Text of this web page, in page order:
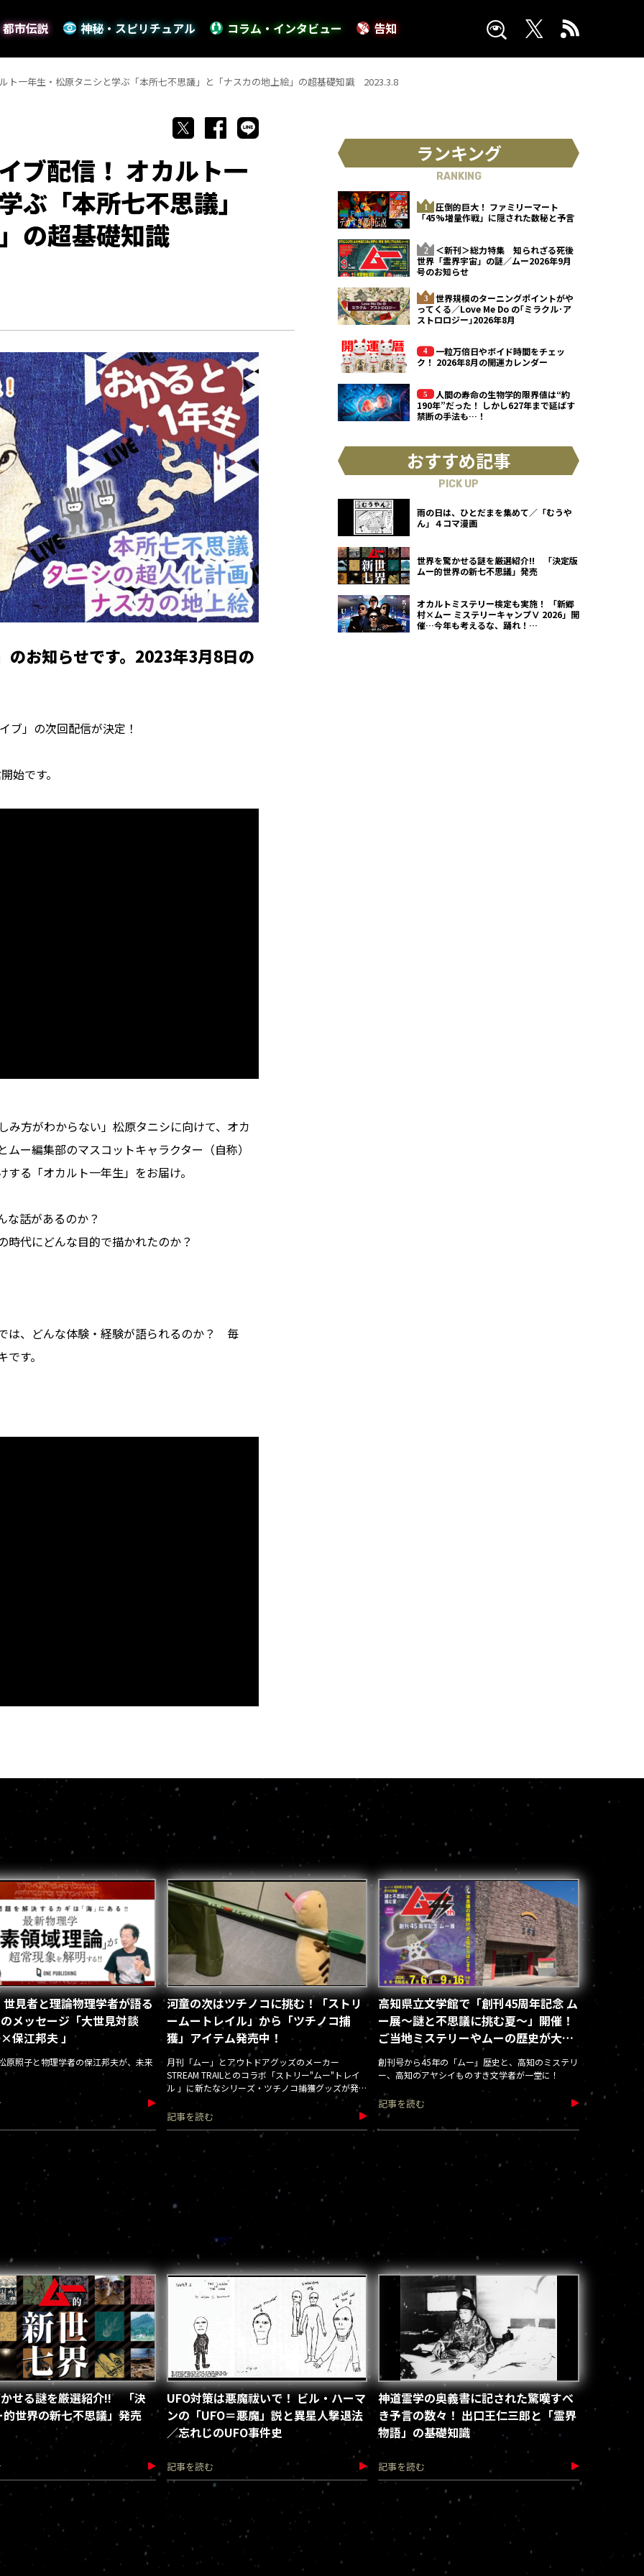
市伝説 神秘・スピリチュアル コラム・インタビュー 告知
ト一年生・松原タニシと学ぶ「本所七不思議」と「ナスカの地上絵」の超基礎知識 2023.3.8
ブ配信！ オカルト一
ぶ「本所七不思議」
の超基礎知識
のお知らせです。2023年3月8日の
ブ」の次回配信が決定！
です。
み方がわからない」松原タニシに向けて、オカ
ー編集部のマスコットキャラクター（自称）
る「オカルト一年生」をお届け。
な話があるのか？
代にどんな目的で描かれたのか？
は、どんな体験・経験が語られるのか？ 毎
す。
ランキング
RANKING
圧倒的巨大！ ファミリーマート
「45%増量作戦」に隠された数秘と予言
＜新刊＞総力特集 知られざる死後
世界「霊界宇宙」の謎／ムー2026年9月
号のお知らせ
世界規模のターニングポイントがや
ってくる／Love Me Do の｢ミラクル･ア
ストロロジー｣2026年8月
一粒万倍日やボイド時間をチェッ
ク！ 2026年8月の開運カレンダー
人間の寿命の生物学的限界値は“約
190年”だった！ しかし627年まで延ばす
禁断の手法も…！
おすすめ記事
PICK UP
雨の日は、ひとだまを集めて／「むうや
ん」４コマ漫画
世界を驚かせる謎を厳選紹介!! 「決定版
ムー的世界の新七不思議」発売
オカルトミステリー検定も実施！ 「新郷
村×ムー ミステリーキャンプⅤ 2026」開
催…今年も考えるな、踊れ！
見者と理論物理学者が語る
メッセージ「大世見対談
保江邦夫 」
原照子と物理学者の保江邦夫が、未来
河童の次はツチノコに挑む！「ストリ
ームートレイル」から「ツチノコ捕
獲」アイテム発売中！
月刊「ムー」とアウトドアグッズのメーカー
STREAM TRAILとのコラボ「ストリー"ムー"トレイ
ル 」に新たなシリーズ・ツチノコ捕獲グッズが発売
記事を読む
高知県立文学館で「創刊45周年記念 ム
ー展～謎と不思議に挑む夏～」開催！
ご当地ミステリーやムーの歴史が大集
合（2024.7.6-9.16）
創刊号から45年の「ムー」歴史と、高知のミステリ
ー、高知のアヤシイものすき文学者が一堂に！
記事を読む
せる謎を厳選紹介!! 「決
世界の新七不思議」発売
UFO対策は悪魔祓いで！ ビル・ハーマ
ンの「UFO＝悪魔」説と異星人撃退法
／忘れじのUFO事件史
記事を読む
神道霊学の奥義書に記された驚嘆すべ
き予言の数々！ 出口王仁三郎と「霊界
物語」の基礎知識
記事を読む